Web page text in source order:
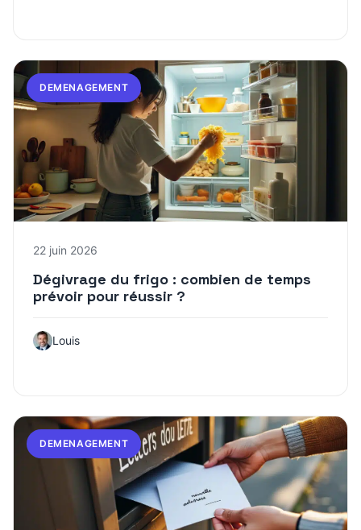
DEMENAGEMENT
22 juin 2026
Dégivrage du frigo : combien de temps
prévoir pour réussir ?
Louis
DEMENAGEMENT